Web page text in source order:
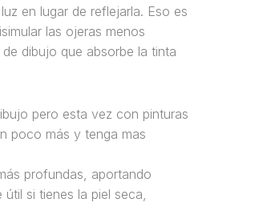
en lugar de reflejarla. Eso es
las ojeras menos
dibujo que absorbe la tinta
pero esta vez con pinturas
poco más y tenga mas
profundas, aportando
si tienes la piel seca,